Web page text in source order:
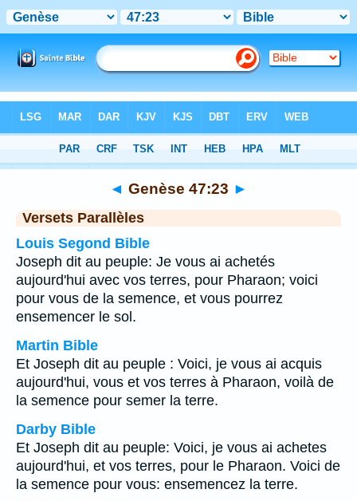
Chapitre 47 > Verset 23
◄ Genèse 47:23 ►
Versets Parallèles
Louis Segond Bible
Joseph dit au peuple: Je vous ai achetés
aujourd'hui avec vos terres, pour Pharaon; voici
pour vous de la semence, et vous pourrez
ensemencer le sol.
Martin Bible
Et Joseph dit au peuple : Voici, je vous ai acquis
aujourd'hui, vous et vos terres à Pharaon, voilà de
la semence pour semer la terre.
Darby Bible
Et Joseph dit au peuple: Voici, je vous ai achetes
aujourd'hui, et vos terres, pour le Pharaon. Voici de
la semence pour vous: ensemencez la terre.